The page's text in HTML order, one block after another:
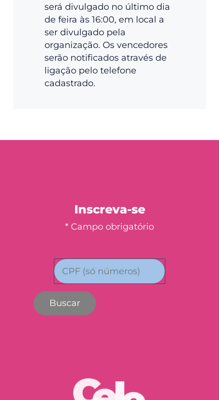
será divulgado no último dia
de feira às 16:00, em local a
ser divulgado pela
organização. Os vencedores
serão notificados através de
ligação pelo telefone
cadastrado.
Inscreva-se
* Campo obrigatório
Buscar